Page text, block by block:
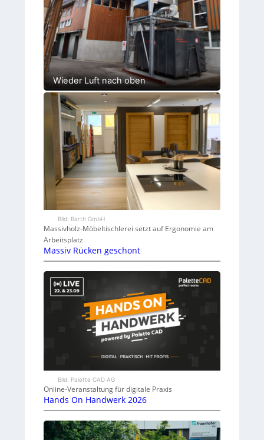
Wieder Luft nach oben
Bild: Barth GmbH
Massivholz-Möbeltischlerei setzt auf Ergonomie am
Arbeitsplatz
Massiv Rücken geschont
Bild: Palette CAD AG
Online-Veranstaltung für digitale Praxis
Hands On Handwerk 2026